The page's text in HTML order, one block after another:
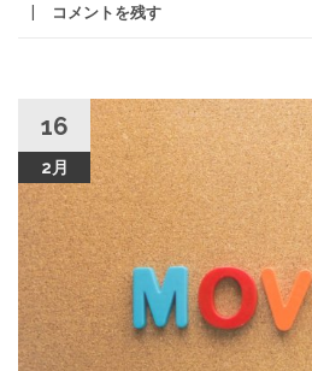
コメントを残す
16
2月